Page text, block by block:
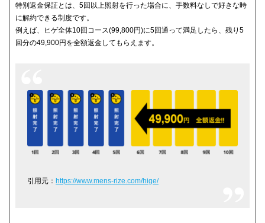
特別返金保証とは、5回以上照射を行った場合に、手数料なしで好きな時
に解約できる制度です。
例えば、ヒゲ全体10回コース(99,800円)に5回通って満足したら、残り5
回分の49,900円を全額返金してもらえます。
引用元： https://www.mens-rize.com/hige/